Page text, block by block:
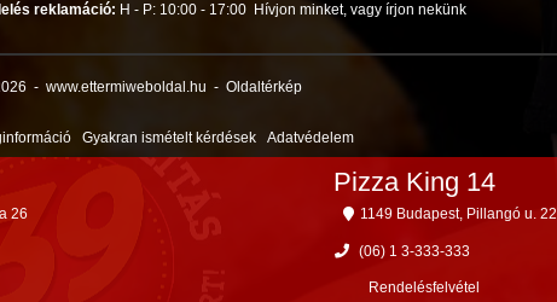
reklamáció: H - P: 10:00 - 17:00 Hívjon minket, vagy írjon nekünk
- www.ettermiweboldal.hu - Oldaltérkép
Gyakran ismételt kérdések Adatvédelem
26
Pizza King 14
1149 Budapest, Pillangó u. 22
(06) 1 3-333-333
Rendelésfelvétel